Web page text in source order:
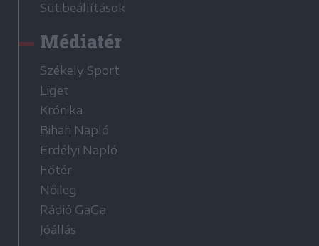
Sütibeállítások
Médiatér
Székely Sport
Liget
Krónika
Bihari Napló
Erdélyi Napló
Főtér
Nőileg
Rádió GaGa
Jóállás